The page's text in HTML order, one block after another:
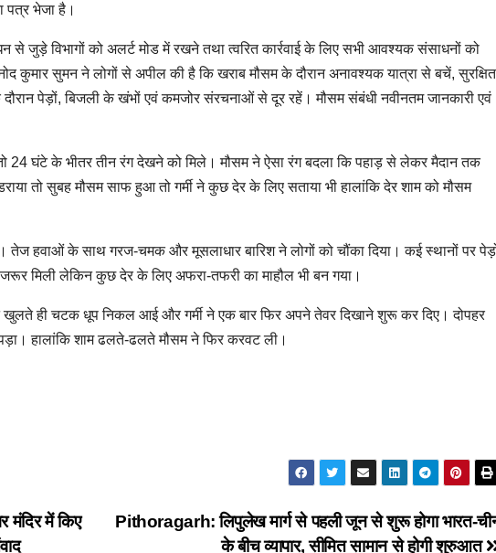
पत्र भेजा है।
से जुड़े विभागों को अलर्ट मोड में रखने तथा त्वरित कार्रवाई के लिए सभी आवश्यक संसाधनों को
कुमार सुमन ने लोगों से अपील की है कि खराब मौसम के दौरान अनावश्यक यात्रा से बचें, सुरक्षित
पेड़ों, बिजली के खंभों एवं कमजोर संरचनाओं से दूर रहें। मौसम संबंधी नवीनतम जानकारी एवं
24 घंटे के भीतर तीन रंग देखने को मिले। मौसम ने ऐसा रंग बदला कि पहाड़ से लेकर मैदान तक
तो सुबह मौसम साफ हुआ तो गर्मी ने कुछ देर के लिए सताया भी हालांकि देर शाम को मौसम
हवाओं के साथ गरज-चमक और मूसलाधार बारिश ने लोगों को चौंका दिया। कई स्थानों पर
जरूर मिली लेकिन कुछ देर के लिए अफरा-तफरी का माहौल भी बन गया।
खुलते ही चटक धूप निकल आई और गर्मी ने एक बार फिर अपने तेवर दिखाने शुरू कर दिए। दोपहर
हालांकि शाम ढलते-ढलते मौसम ने फिर करवट ली।
Pithoragarh: लिपुलेख मार्ग से पहली जून से शुरू होगा भारत-
के बीच व्यापार, सीमित सामान से होगी शुरुआत
मंदिर में किए